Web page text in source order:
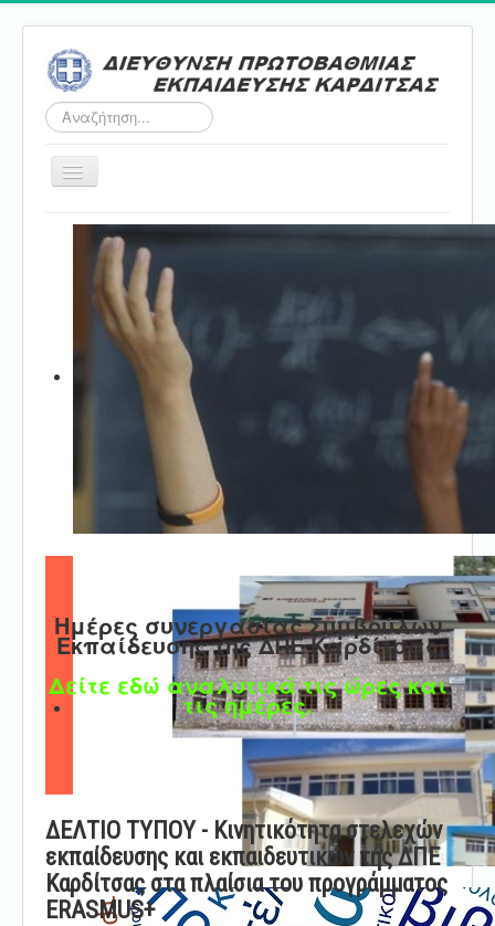
Αναζήτηση...
Εναλλαγή
Αρχική
Τμήμα Α'
Τμήμα Β'
Επικοινωνία
Ημέρες συνεργασίας Συμβούλων
Εκπαίδευσης της ΔΠΕ Καρδίτσας
Δείτε εδώ αναλυτικά τις ώρες και
τις ημέρες.
ΔΕΛΤΙΟ ΤΥΠΟΥ - Κινητικότητα στελεχών
εκπαίδευσης και εκπαιδευτικών της ΔΠΕ
Καρδίτσας στα πλαίσια του προγράμματος
ERASMUS+